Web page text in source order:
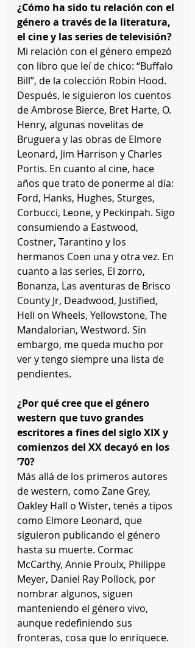
¿Cómo ha sido tu relación con el
género a través de la literatura,
el cine y las series de televisión?
Mi relación con el género empezó
con libro que leí de chico: “Buffalo
Bill”, de la colección Robin Hood.
Después, le siguieron los cuentos
de Ambrose Bierce, Bret Harte, O.
Henry, algunas novelitas de
Bruguera y las obras de Elmore
Leonard, Jim Harrison y Charles
Portis. En cuanto al cine, hace
años que trato de ponerme al día:
Ford, Hanks, Hughes, Sturges,
Corbucci, Leone, y Peckinpah. Sigo
consumiendo a Eastwood,
Costner, Tarantino y los
hermanos Coen una y otra vez. En
cuanto a las series, El zorro,
Bonanza, Las aventuras de Brisco
County Jr, Deadwood, Justified,
Hell on Wheels, Yellowstone, The
Mandalorian, Westword. Sin
embargo, me queda mucho por
ver y tengo siempre una lista de
pendientes.
¿Por qué cree que el género
western que tuvo grandes
escritores a fines del siglo XIX y
comienzos del XX decayó en los
’70?
Más allá de los primeros autores
de western, como Zane Grey,
Oakley Hall o Wister, tenés a tipos
como Elmore Leonard, que
siguieron publicando el género
hasta su muerte. Cormac
McCarthy, Annie Proulx, Philippe
Meyer, Daniel Ray Pollock, por
nombrar algunos, siguen
manteniendo el género vivo,
aunque redefiniendo sus
fronteras, cosa que lo enriquece.